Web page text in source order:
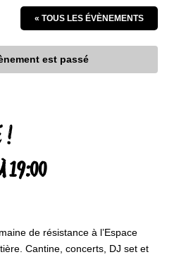
« TOUS LES ÉVÈNEMENTS
est passé
!
19:00
de résistance à l’Espace
Cantine, concerts, DJ set et